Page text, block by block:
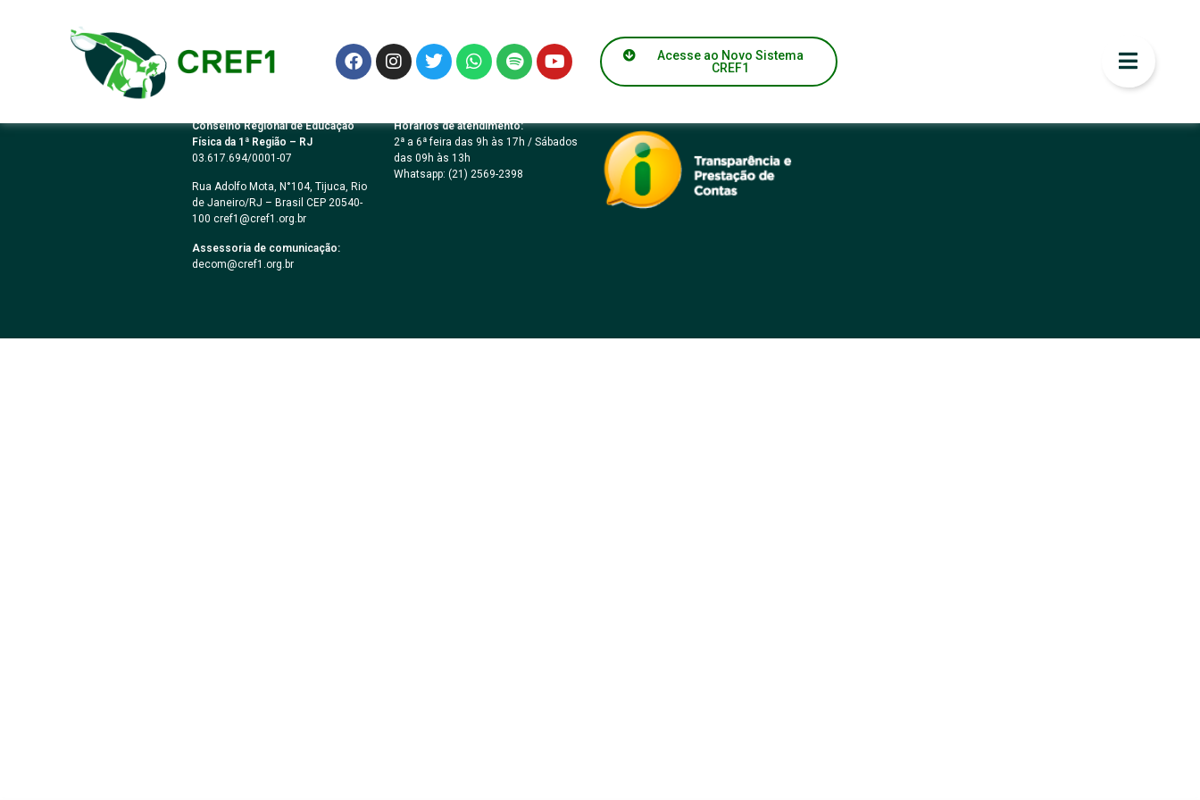
Acesse ao Novo Sistema
CREF1
PREGÃO ELETRÔNICO Nº 013/2022 – MENOR PREÇO
Conselho Regional de Educação
Física da 1ª Região – RJ
03.617.694/0001-07
Rua Adolfo Mota, N°104, Tijuca, Rio
de Janeiro/RJ – Brasil CEP 20540-
100 cref1@cref1.org.br
Assessoria de comunicação:
decom@cref1.org.br
Horários de atendimento:
2ª a 6ª feira das 9h às 17h / Sábados
das 09h às 13h
Whatsapp: (21) 2569-2398